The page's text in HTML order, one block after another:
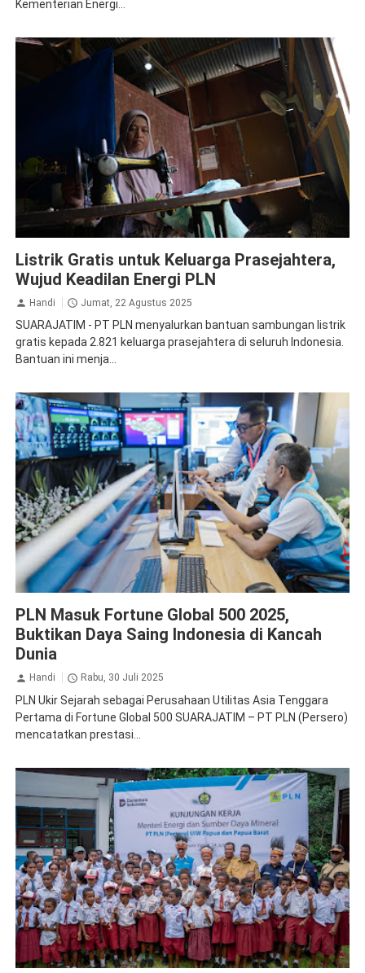
Kementerian Energi...
Listrik Gratis untuk Keluarga Prasejahtera,
Wujud Keadilan Energi PLN
Handi Jumat, 22 Agustus 2025
SUARAJATIM - PT PLN menyalurkan bantuan sambungan listrik
gratis kepada 2.821 keluarga prasejahtera di seluruh Indonesia.
Bantuan ini menja...
PLN Masuk Fortune Global 500 2025,
Buktikan Daya Saing Indonesia di Kancah
Dunia
Handi Rabu, 30 Juli 2025
PLN Ukir Sejarah sebagai Perusahaan Utilitas Asia Tenggara
Pertama di Fortune Global 500 SUARAJATIM – PT PLN (Persero)
mencatatkan prestasi...